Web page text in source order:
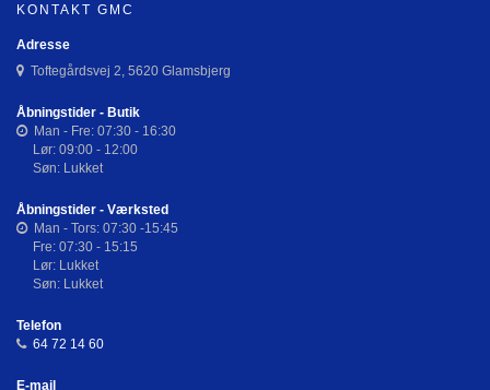
KONTAKT GMC
Adresse
Toftegårdsvej 2, 5620 Glamsbjerg
Åbningstider - Butik
Man - Fre: 07:30 - 16:30
Lør: 09:00 - 12:00
Søn: Lukket
Åbningstider - Værksted
Man - Tors: 07:30 -15:45
Fre: 07:30 - 15:15
Lør: Lukket
Søn: Lukket
Telefon
64 72 14 60
E-mail